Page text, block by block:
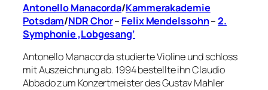
Antonello Manacorda/Kammerakademie
Potsdam/NDR Chor– Felix Mendelssohn–2.
Symphonie ‚Lobgesang‘
Antonello Manacorda studierte Violine und schloss
mit Auszeichnung ab. 1994 bestellte ihn Claudio
Abbado zum Konzertmeister des Gustav Mahler